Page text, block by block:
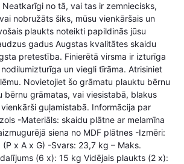
no tā, vai tas ir zemniecisks,
nobružāts šiks, mūsu vienkāršais un
plaukts noteikti papildinās jūsu
gadus Augstas kvalitātes skaidu
pretestība. Finierētā virsma ir izturīga
un viegli tīrāma. Atrisiniet
Novietojiet šo grāmatu plauktu bērnu
bērnu grāmatas, vai viesistabā, blakus
guļamistabā. Informācija par
-Materiāls: skaidu plātne ar melamīna
siena no MDF plātnes -Izmēri:
x A x G) -Svars: 23,7 kg – Maks.
(6 x): 15 kg Vidējais plaukts (2 x):